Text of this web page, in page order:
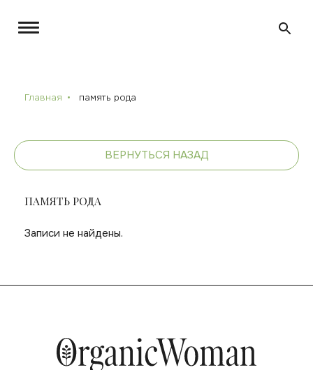
Главная память рода
ВЕРНУТЬСЯ НАЗАД
ПАМЯТЬ РОДА
Записи не найдены.